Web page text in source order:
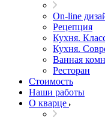
On-line
Рецепция
Кухня.
Кухня.
Ванная
Ресторан
Стоимость
Наши работы
О кварце